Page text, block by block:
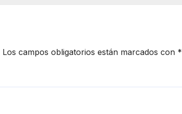
Los campos obligatorios están marcados con *